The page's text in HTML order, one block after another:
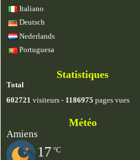
Italiano
Deutsch
Nederlands
Portuguesa
Statistiques
Total
602721 visiteurs - 1186975 pages vues
Météo
Amiens
17 °C